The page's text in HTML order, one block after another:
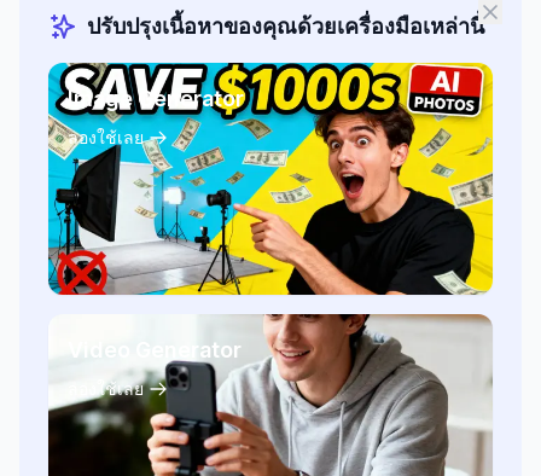
ปรับปรุงเนื้อหาของคุณด้วยเครื่องมือเหล่านี้
Image Generator
ลองใช้เลย
Video Generator
ลองใช้เลย